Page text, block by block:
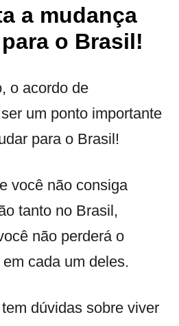
a mudança
o Brasil!
o acordo de
um ponto importante
para o Brasil!
você não consiga
tanto no Brasil,
não perderá o
cada um deles.
dúvidas sobre viver